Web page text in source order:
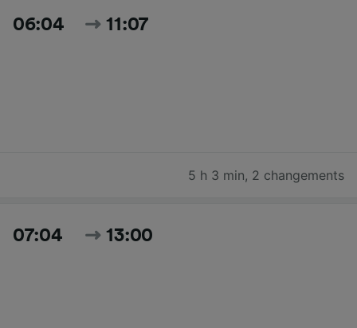
06:04 11:07
5 h 3 min, 2 changements
07:04 13:00